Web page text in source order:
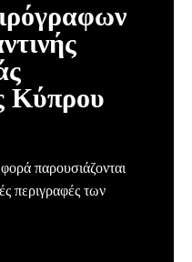
Κύπρου
παρουσιάζονται
περιγραφές των